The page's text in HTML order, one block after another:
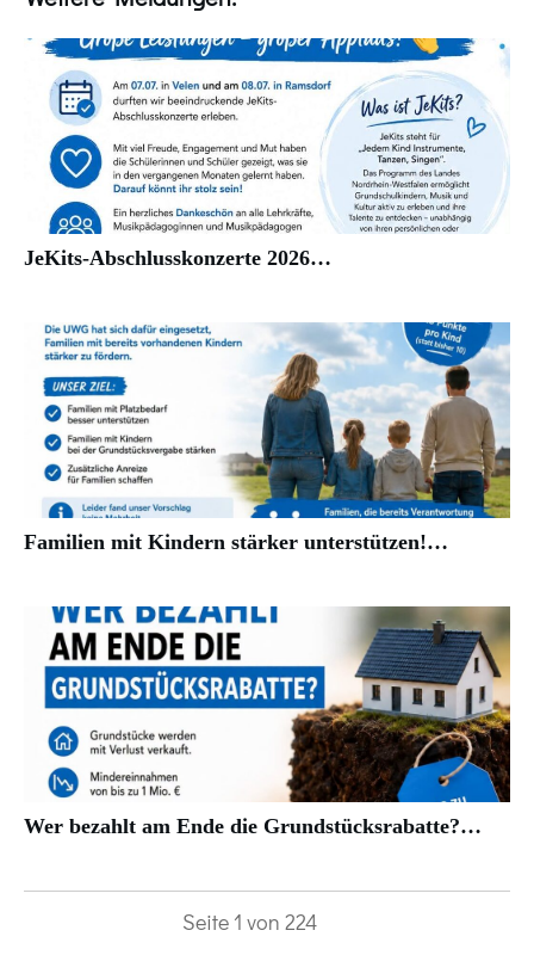
JeKits-Abschlusskonzerte 2026…
Familien mit Kindern stärker unterstützen!…
Wer bezahlt am Ende die Grundstücksrabatte?…
Seite 1 von 224